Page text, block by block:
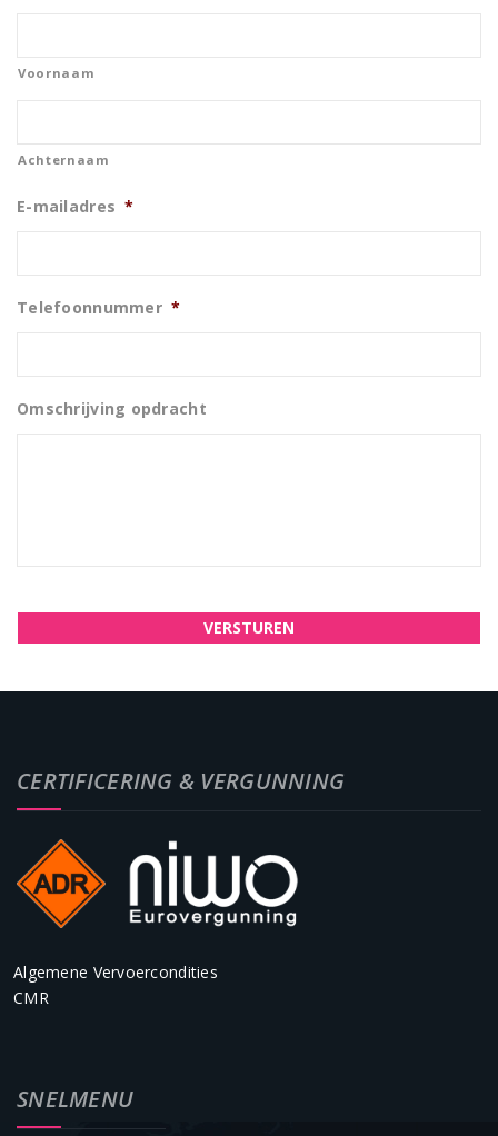
Voornaam
Achternaam
E-mailadres *
Telefoonnummer *
Omschrijving opdracht
CERTIFICERING & VERGUNNING
Algemene Vervoercondities
CMR
SNELMENU